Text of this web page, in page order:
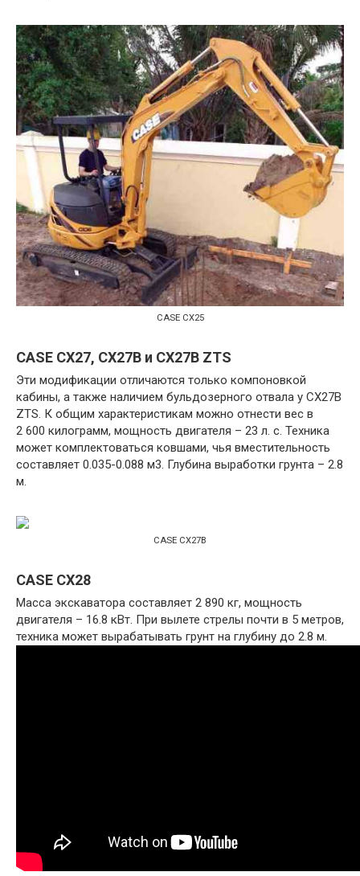
CASE CX25
CASE CX27, CX27B и CX27B ZTS
Эти модификации отличаются только компоновкой
кабины, а также наличием бульдозерного отвала у CX27B
ZTS. К общим характеристикам можно отнести вес в
2 600 килограмм, мощность двигателя – 23 л. с. Техника
может комплектоваться ковшами, чья вместительность
составляет 0.035-0.088 м3. Глубина выработки грунта – 2.8
м.
CASE CX27B
CASE CX28
Масса экскаватора составляет 2 890 кг, мощность
двигателя – 16.8 кВт. При вылете стрелы почти в 5 метров,
техника может вырабатывать грунт на глубину до 2.8 м.